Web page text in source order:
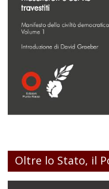
Oltre lo Stato, il